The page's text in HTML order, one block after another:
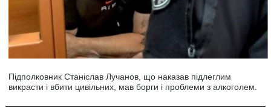
Підполковник Станіслав Лучанов, що наказав підлеглим
викрасти і вбити цивільних, мав борги і проблеми з алкоголем.